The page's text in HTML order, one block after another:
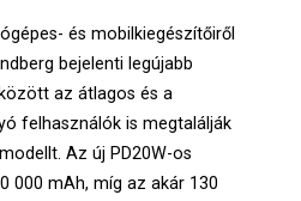
és mobilkiegészítőiről
bejelenti legújabb
az átlagos és a
felhasználók is megtalálják
Az új PD20W-os
000 mAh, míg az akár 130